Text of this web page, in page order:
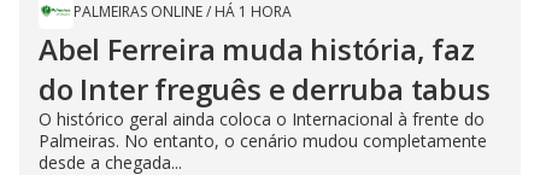
PALMEIRAS ONLINE/ HÁ 1 HORA
Abel Ferreira muda história, faz
do Inter freguês e derruba tabus
O histórico geral ainda coloca o Internacional à frente do
Palmeiras. No entanto, o cenário mudou completamente
desde a chegada...